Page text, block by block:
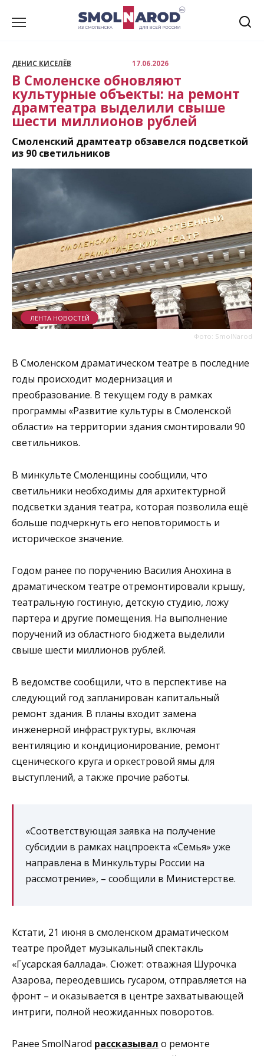
ДЕНИС КИСЕЛЁВ 17.06.2026
В Смоленске обновляют
культурные объекты: на ремонт
драмтеатра выделили свыше
шести миллионов рублей
Смоленский драмтеатр обзавелся подсветкой
из 90 светильников
Фото: SmolNarod
ЛЕНТА НОВОСТЕЙ
В Смоленском драматическом театре в последние
годы происходит модернизация и
преобразование. В текущем году в рамках
программы «Развитие культуры в Смоленской
области» на территории здания смонтировали 90
светильников.
В минкульте Смоленщины сообщили, что
светильники необходимы для архитектурной
подсветки здания театра, которая позволила ещё
больше подчеркнуть его неповторимость и
историческое значение.
Годом ранее по поручению Василия Анохина в
драматическом театре отремонтировали крышу,
театральную гостиную, детскую студию, ложу
партера и другие помещения. На выполнение
поручений из областного бюджета выделили
свыше шести миллионов рублей.
В ведомстве сообщили, что в перспективе на
следующий год запланирован капитальный
ремонт здания. В планы входит замена
инженерной инфраструктуры, включая
вентиляцию и кондиционирование, ремонт
сценического круга и оркестровой ямы для
выступлений, а также прочие работы.
«Соответствующая заявка на получение
субсидии в рамках нацпроекта «Семья» уже
направлена в Минкультуры России на
рассмотрение», – сообщили в Министерстве.
Кстати, 21 июня в смоленском драматическом
театре пройдет музыкальный спектакль
«Гусарская баллада». Сюжет: отважная Шурочка
Азарова, переодевшись гусаром, отправляется на
фронт – и оказывается в центре захватывающей
интриги, полной неожиданных поворотов.
Ранее SmolNarod рассказывал о ремонте